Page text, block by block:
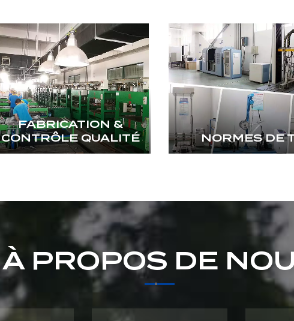
FABRICATION &
CONTRÔLE QUALITÉ
NORMES DE
À PROPOS DE